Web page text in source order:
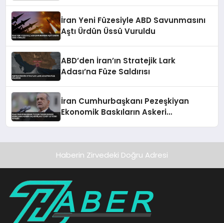
İran Yeni Füzesiyle ABD Savunmasını
Aştı Ürdün Üssü Vuruldu
ABD’den İran’ın Stratejik Lark
Adası’na Füze Saldırısı
İran Cumhurbaşkanı Pezeşkiyan
Ekonomik Baskıların Askeri
Haberin Zirvedeki Doğru Adresi